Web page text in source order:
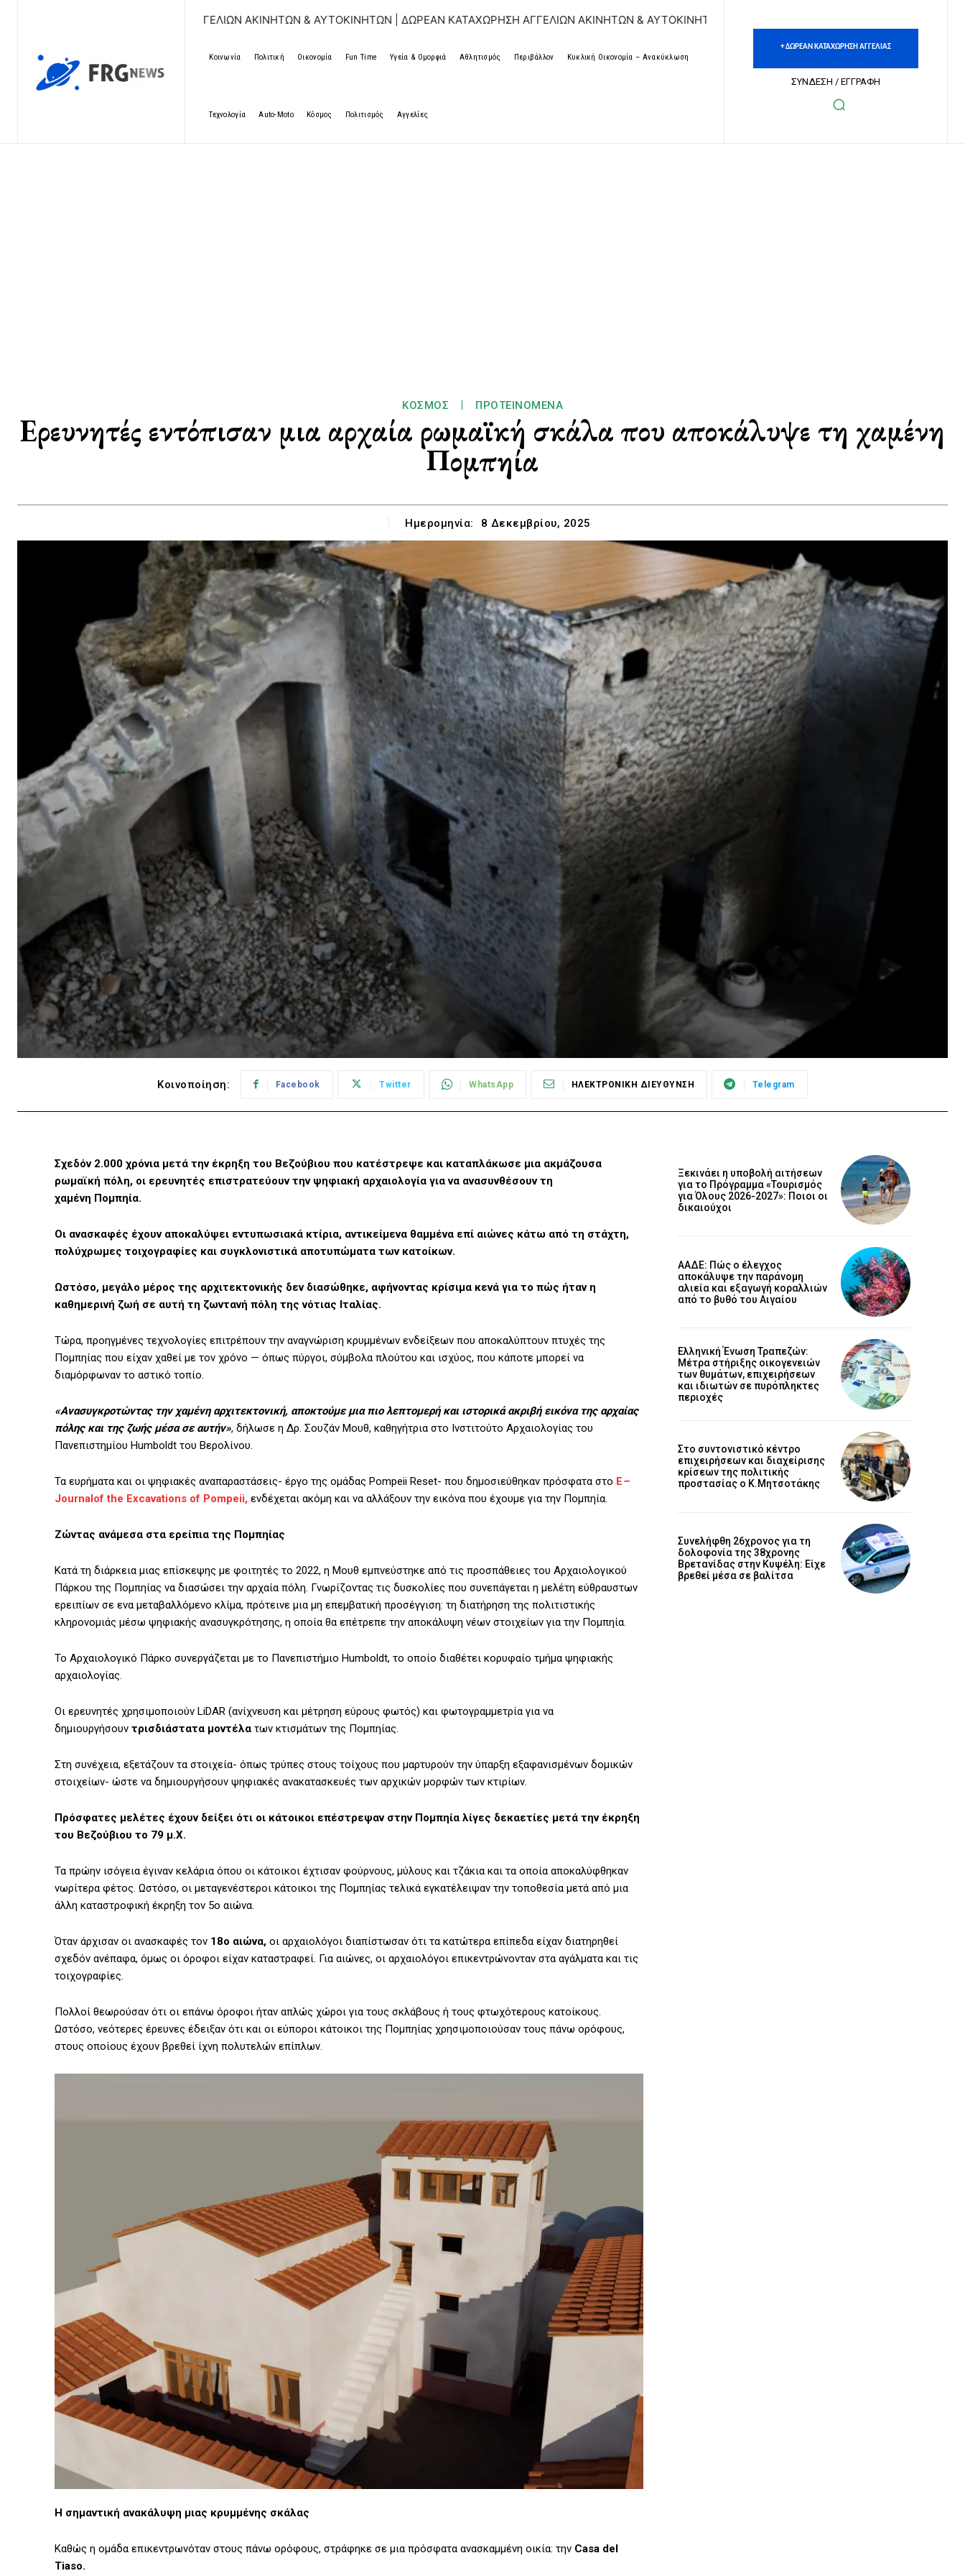
ΔΩΡΕΑΝ ΚΑΤΑΧΩΡΗΣΗ ΑΓΓΕΛΙΩΝ ΑΚΙΝΗΤΩΝ & ΑΥΤΟΚΙΝΗΤΩΝ | ΔΩΡΕΑΝ ΚΑΤΑΧΩΡΗΣΗ ΑΓΓΕΛΙΩΝ ΑΚΙΝΗΤΩΝ & ΑΥΤΟΚΙΝΗΤΩΝ | ΔΩΡΕΑΝ ΚΑΤΑΧΩΡΗΣΗ ΑΓΓΕΛΙΩΝ ΑΚΙΝΗΤΩΝ &
Κοινωνία Πολιτική Οικονομία Fun Time Υγεία & Ομορφιά Αθλητισμός Περιβάλλον Κυκλική Οικονομία – Ανακύκλωση
Τεχνολογία Auto-Moto Κόσμος Πολιτισμός Αγγελίες
+ ΔΩΡΕΑΝ ΚΑΤΑΧΩΡΗΣΗ ΑΓΓΕΛΙΑΣ
ΣΥΝΔΕΣΗ / ΕΓΓΡΑΦΗ
ΚΌΣΜΟΣ ΠΡΟΤΕΙΝΌΜΕΝΑ
Ερευνητές εντόπισαν μια αρχαία ρωμαϊκή σκάλα που αποκάλυψε τη χαμένη
Πομπηία
Ημερομηνία: 8 Δεκεμβρίου, 2025
Κοινοποίηση: Facebook Twitter WhatsApp ΗΛΕΚΤΡΟΝΙΚΗ ΔΙΕΥΘΥΝΣΗ Telegram
Σχεδόν 2.000 χρόνια μετά την έκρηξη του Βεζούβιου που κατέστρεψε και καταπλάκωσε μια ακμάζουσα
ρωμαϊκή πόλη, οι ερευνητές επιστρατεύουν την ψηφιακή αρχαιολογία για να ανασυνθέσουν τη
χαμένη Πομπηία.
Οι ανασκαφές έχουν αποκαλύψει εντυπωσιακά κτίρια, αντικείμενα θαμμένα επί αιώνες κάτω από τη στάχτη,
πολύχρωμες τοιχογραφίες και συγκλονιστικά αποτυπώματα των κατοίκων.
Ωστόσο, μεγάλο μέρος της αρχιτεκτονικής δεν διασώθηκε, αφήνοντας κρίσιμα κενά για το πώς ήταν η
καθημερινή ζωή σε αυτή τη ζωντανή πόλη της νότιας Ιταλίας.
Τώρα, προηγμένες τεχνολογίες επιτρέπουν την αναγνώριση κρυμμένων ενδείξεων που αποκαλύπτουν πτυχές της
Πομπηίας που είχαν χαθεί με τον χρόνο — όπως πύργοι, σύμβολα πλούτου και ισχύος, που κάποτε μπορεί να
διαμόρφωναν το αστικό τοπίο.
«Ανασυγκροτώντας την χαμένη αρχιτεκτονική, αποκτούμε μια πιο λεπτομερή και ιστορικά ακριβή εικόνα της αρχαίας
πόλης και της ζωής μέσα σε αυτήν», δήλωσε η Δρ. Σουζάν Μουθ, καθηγήτρια στο Ινστιτούτο Αρχαιολογίας του
Πανεπιστημίου Humboldt του Βερολίνου.
Τα ευρήματα και οι ψηφιακές αναπαραστάσεις- έργο της ομάδας Pompeii Reset- που δημοσιεύθηκαν πρόσφατα στο E–
Journalof the Excavations of Pompeii, ενδέχεται ακόμη και να αλλάξουν την εικόνα που έχουμε για την Πομπηία.
Ζώντας ανάμεσα στα ερείπια της Πομπηίας
Κατά τη διάρκεια μιας επίσκεψης με φοιτητές το 2022, η Μουθ εμπνεύστηκε από τις προσπάθειες του Αρχαιολογικού
Πάρκου της Πομπηίας να διασώσει την αρχαία πόλη. Γνωρίζοντας τις δυσκολίες που συνεπάγεται η μελέτη εύθραυστων
ερειπίων σε ενα μεταβαλλόμενο κλίμα, πρότεινε μια μη επεμβατική προσέγγιση: τη διατήρηση της πολιτιστικής
κληρονομιάς μέσω ψηφιακής ανασυγκρότησης, η οποία θα επέτρεπε την αποκάλυψη νέων στοιχείων για την Πομπηία.
Το Αρχαιολογικό Πάρκο συνεργάζεται με το Πανεπιστήμιο Humboldt, το οποίο διαθέτει κορυφαίο τμήμα ψηφιακής
αρχαιολογίας.
Οι ερευνητές χρησιμοποιούν LiDAR (ανίχνευση και μέτρηση εύρους φωτός) και φωτογραμμετρία για να
δημιουργήσουν τρισδιάστατα μοντέλα των κτισμάτων της Πομπηίας.
Στη συνέχεια, εξετάζουν τα στοιχεία- όπως τρύπες στους τοίχους που μαρτυρούν την ύπαρξη εξαφανισμένων δομικών
στοιχείων- ώστε να δημιουργήσουν ψηφιακές ανακατασκευές των αρχικών μορφών των κτιρίων.
Πρόσφατες μελέτες έχουν δείξει ότι οι κάτοικοι επέστρεψαν στην Πομπηία λίγες δεκαετίες μετά την έκρηξη
του Βεζούβιου το 79 μ.Χ.
Τα πρώην ισόγεια έγιναν κελάρια όπου οι κάτοικοι έχτισαν φούρνους, μύλους και τζάκια και τα οποία αποκαλύφθηκαν
νωρίτερα φέτος. Ωστόσο, οι μεταγενέστεροι κάτοικοι της Πομπηίας τελικά εγκατέλειψαν την τοποθεσία μετά από μια
άλλη καταστροφική έκρηξη τον 5ο αιώνα.
Όταν άρχισαν οι ανασκαφές τον 18ο αιώνα, οι αρχαιολόγοι διαπίστωσαν ότι τα κατώτερα επίπεδα είχαν διατηρηθεί
σχεδόν ανέπαφα, όμως οι όροφοι είχαν καταστραφεί. Για αιώνες, οι αρχαιολόγοι επικεντρώνονταν στα αγάλματα και τις
τοιχογραφίες.
Πολλοί θεωρούσαν ότι οι επάνω όροφοι ήταν απλώς χώροι για τους σκλάβους ή τους φτωχότερους κατοίκους.
Ωστόσο, νεότερες έρευνες έδειξαν ότι και οι εύποροι κάτοικοι της Πομπηίας χρησιμοποιούσαν τους πάνω ορόφους,
στους οποίους έχουν βρεθεί ίχνη πολυτελών επίπλων.
Η σημαντική ανακάλυψη μιας κρυμμένης σκάλας
Καθώς η ομάδα επικεντρωνόταν στους πάνω ορόφους, στράφηκε σε μια πρόσφατα ανασκαμμένη οικία: την Casa del
Tiaso.
Ξεκινάει η υποβολή αιτήσεων
για το Πρόγραμμα «Τουρισμός
για Όλους 2026-2027»: Ποιοι οι
δικαιούχοι
ΑΑΔΕ: Πώς ο έλεγχος
αποκάλυψε την παράνομη
αλιεία και εξαγωγή κοραλλιών
από το βυθό του Αιγαίου
Ελληνική Ένωση Τραπεζών:
Μέτρα στήριξης οικογενειών
των θυμάτων, επιχειρήσεων
και ιδιωτών σε πυρόπληκτες
περιοχές
Στο συντονιστικό κέντρο
επιχειρήσεων και διαχείρισης
κρίσεων της πολιτικής
προστασίας ο Κ.Μητσοτάκης
Συνελήφθη 26χρονος για τη
δολοφονία της 38χρονης
Βρετανίδας στην Κυψέλη: Είχε
βρεθεί μέσα σε βαλίτσα